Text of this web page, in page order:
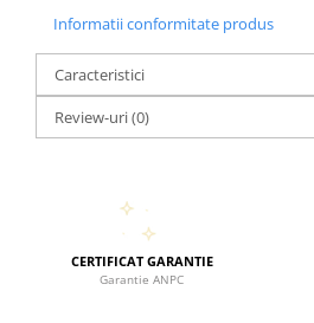
Informatii conformitate produs
Caracteristici
Review-uri(0)
CERTIFICAT GARANTIE
Garantie ANPC